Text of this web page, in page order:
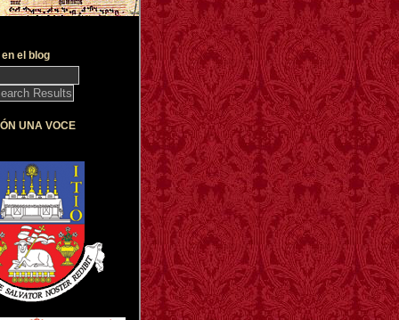
el blog
UNA VOCE